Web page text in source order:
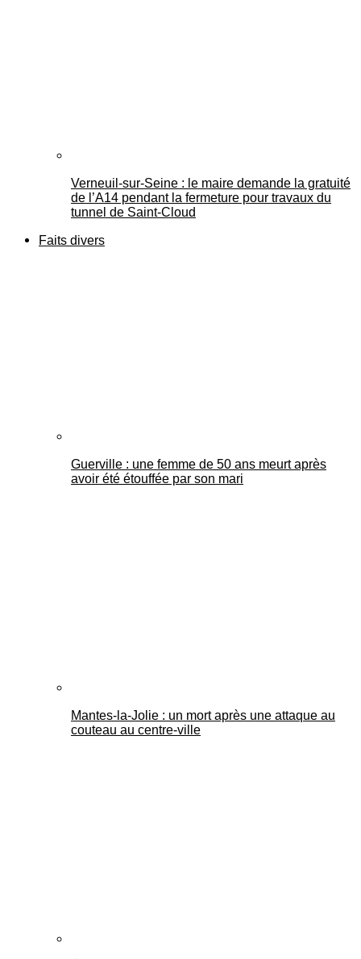
Verneuil-sur-Seine : le maire demande la gratuité
de l’A14 pendant la fermeture pour travaux du
tunnel de Saint-Cloud
Faits divers
Guerville : une femme de 50 ans meurt après
avoir été étouffée par son mari
Mantes-la-Jolie : un mort après une attaque au
couteau au centre-ville